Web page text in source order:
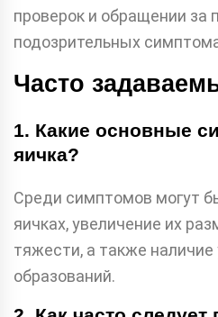
проверок и обращении
подозрительных
Часто
1. Какие основные
яичка?
Среди симптомов могут
яичках, увеличение их
тяжести, а также наличие
образований.